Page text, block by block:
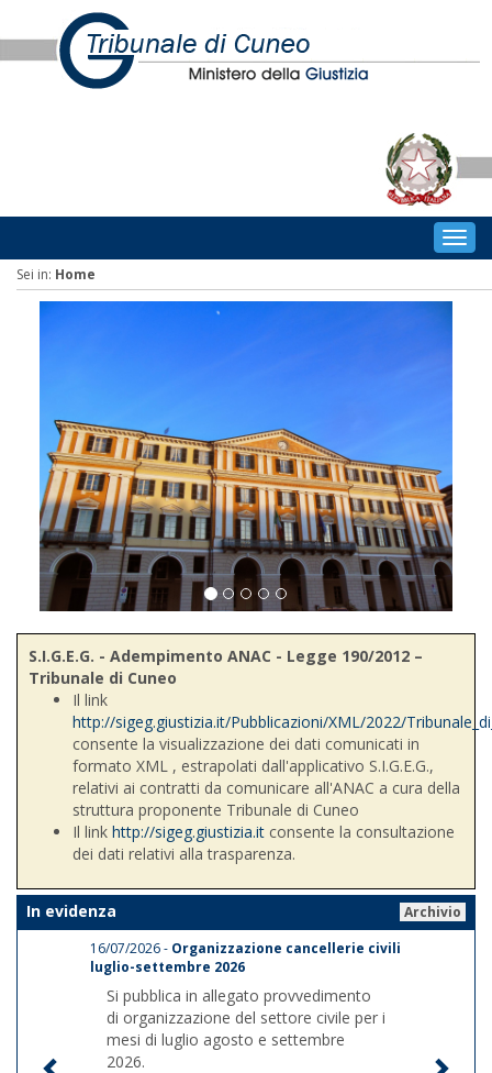
Sei in: Home
S.I.G.E.G. - Adempimento ANAC - Legge 190/2012 –
Tribunale di Cuneo
Il link
http://sigeg.giustizia.it/Pubblicazioni/XML/2022/
consente la visualizzazione dei dati comunicati in
formato XML , estrapolati dall'applicativo S.I.G.E.G.,
relativi ai contratti da comunicare all'ANAC a cura della
struttura proponente Tribunale di Cuneo
Il link http://sigeg.giustizia.it consente la consultazione
dei dati relativi alla trasparenza.
In evidenza
Archivio
16/07/2026 - Organizzazione cancellerie civili
luglio-settembre 2026
Si pubblica in allegato provvedimento
di organizzazione del settore civile per i
mesi di luglio agosto e settembre
2026.